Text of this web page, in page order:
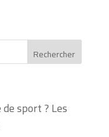
sport ? Les